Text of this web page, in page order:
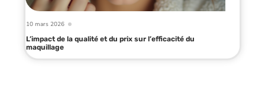
10 mars 2026
L’impact de la qualité et du prix sur l’efficacité du
maquillage